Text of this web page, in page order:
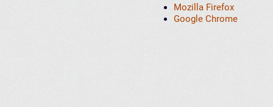
Mozilla Firefox
Google Chrome